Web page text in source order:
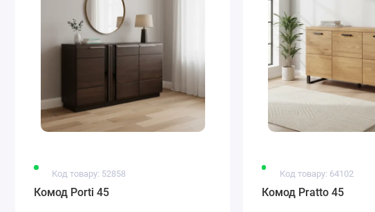
Код товару: 52858
Комод Porti 45
Код товару: 64102
Комод Pratto 45